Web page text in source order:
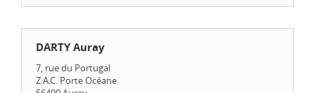
DARTY Auray
7, rue du Portugal
Z.A.C. Porte Océane